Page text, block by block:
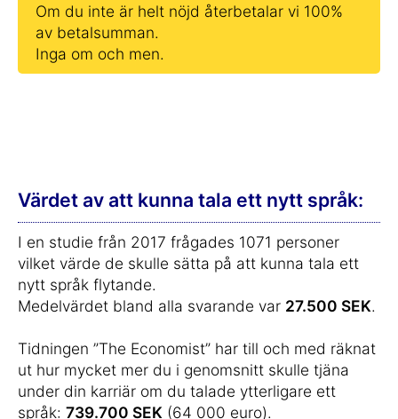
Om du inte är helt nöjd återbetalar vi 100%
av betalsumman.
Inga om och men.
Värdet av att kunna tala ett nytt språk:
I en studie från 2017 frågades 1071 personer
vilket värde de skulle sätta på att kunna tala ett
nytt språk flytande.
Medelvärdet bland alla svarande var 27.500 SEK.
Tidningen ”The Economist” har till och med räknat
ut hur mycket mer du i genomsnitt skulle tjäna
under din karriär om du talade ytterligare ett
språk: 739.700 SEK (64 000 euro).